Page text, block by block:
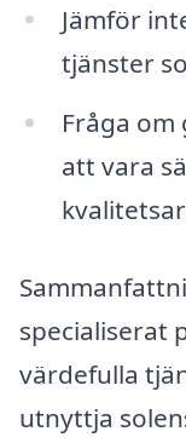
Jämför
tjänster
Fråga
att vara
specialiserat
värdefulla
utnyttja